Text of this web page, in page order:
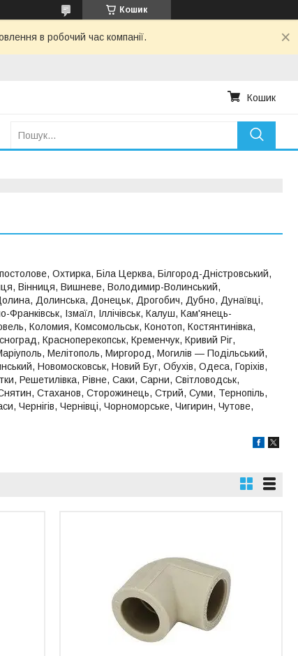
Кошик
в робочий час компанії.
Кошик
Охтирка, Біла Церква, Білгород-Дністровський,
Вінниця, Вишневе, Володимир-Волинський,
Долинська, Донецьк, Дрогобич, Дубно, Дунаївці,
Ізмаїл, Іллічівськ, Калуш, Кам'янець-
Коломия, Комсомольськ, Конотоп, Костянтинівка,
Красноперекопськ, Кременчук, Кривий Ріг,
Мелітополь, Миргород, Могилів ― Подільський,
Новомосковськ, Новий Буг, Обухів, Одеса, Горіхів,
Решетилівка, Рівне, Саки, Сарни, Світловодськ,
Стаханов, Сторожинець, Стрий, Суми, Тернопіль,
Чернігів, Чернівці, Чорноморське, Чигирин, Чутове,